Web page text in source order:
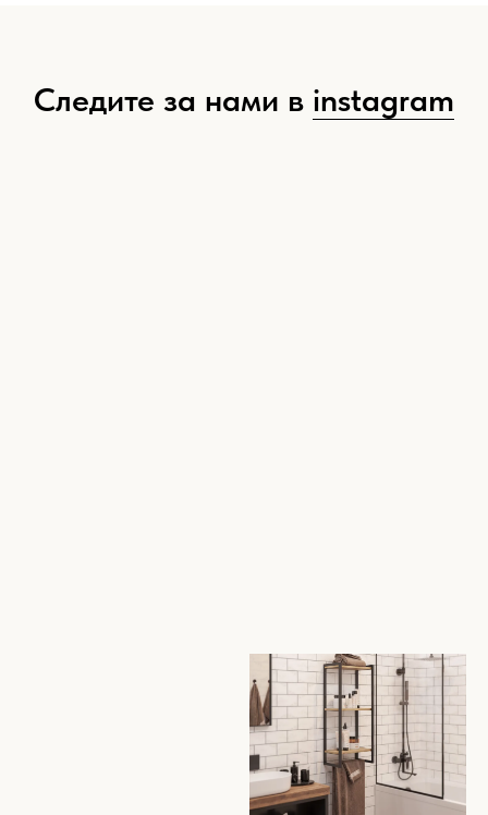
Следите за нами в instagram